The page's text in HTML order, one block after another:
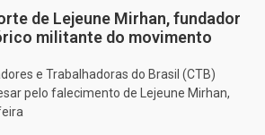
de Lejeune Mirhan, fundador
militante do movimento
e Trabalhadoras do Brasil (CTB)
pelo falecimento de Lejeune Mirhan,